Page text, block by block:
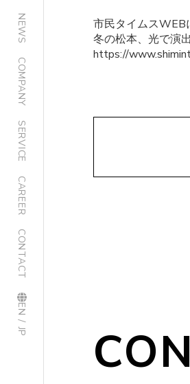
NEWS
COMPANY
SERVICE
CAREER
CONTACT
EN / JP
市民タイムスWEB
冬の松本、光で演
https://